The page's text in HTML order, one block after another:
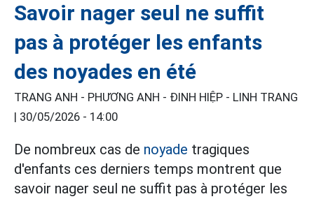
Savoir nager seul ne suffit
pas à protéger les enfants
des noyades en été
TRANG ANH - PHƯƠNG ANH - ĐINH HIỆP - LINH TRANG
| 30/05/2026 - 14:00
De nombreux cas de noyade tragiques
d'enfants ces derniers temps montrent que
savoir nager seul ne suffit pas à protéger les